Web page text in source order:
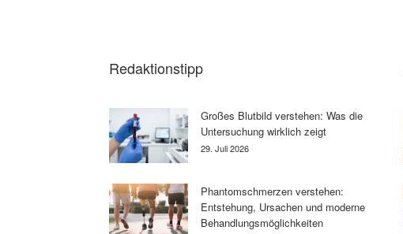
Redaktionstipp
Großes Blutbild verstehen: Was die
Untersuchung wirklich zeigt
29. Juli 2026
Phantomschmerzen verstehen:
Entstehung, Ursachen und moderne
Behandlungsmöglichkeiten